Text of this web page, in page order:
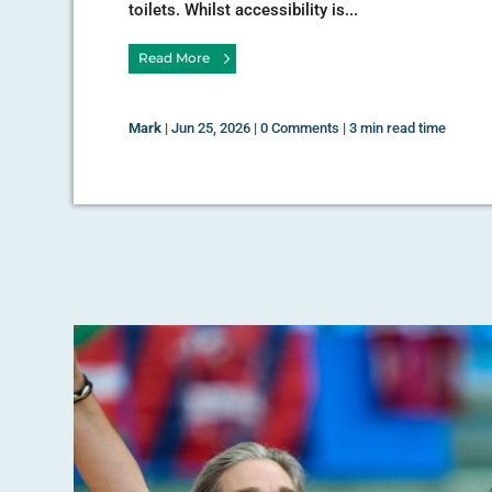
toilets. Whilst accessibility is...
Read More
Mark |Jun 25, 2026 |0 Comments |3 min read time